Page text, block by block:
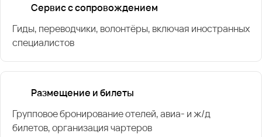
Сервис с сопровождением
Гиды, переводчики, волонтёры, включая иностранных
специалистов
Размещение и билеты
Групповое бронирование отелей, авиа- и ж/д
билетов, организация чартеров